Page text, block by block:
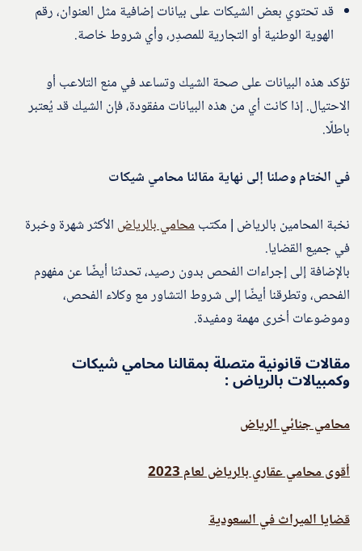
قد تحتوي بعض الشيكات على بيانات إضافية مثل العنوان، رقم
الهوية الوطنية أو التجارية للمصدِر، وأي شروط خاصة.
تؤكد هذه البيانات على صحة الشيك وتساعد في منع التلاعب أو
الاحتيال. إذا كانت أي من هذه البيانات مفقودة، فإن الشيك قد يُعتبر
باطلًا.
في الختام وصلنا إلى نهاية مقالنا محامي شيكات
نخبة المحامين بالرياض | مكتبمحامي بالرياض الأكثر شهرة وخبرة
في جميع القضايا.
بالإضافة إلى إجراءات الفحص بدون رصيد، تحدثنا أيضًا عن مفهوم
الفحص، وتطرقنا أيضًا إلى شروط التشاور مع وكلاء الفحص،
وموضوعات أخرى مهمة ومفيدة.
مقالات قانونية متصلة بمقالنا محامي شيكات
وكمبيالات بالرياض :
محامي جنائي الرياض
أقوى محامي عقاري بالرياض لعام 2023
قضايا الميراث في السعودية